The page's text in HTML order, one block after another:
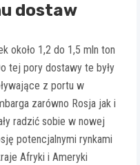
dostaw
około 1,2 do 1,5 mln ton
tej pory dostawy te były
z portu w
zarówno Rosja jak i
radzić sobie w nowej
potencjalnymi rynkami
Afryki i Ameryki